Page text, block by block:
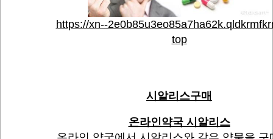
https://xn--
top
시알리스구매
온라인약국 시알리스